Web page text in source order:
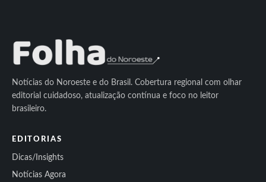
Notícias do Noroeste e do Brasil. Cobertura regional com olhar
editorial cuidadoso, atualização contínua e foco no leitor
brasileiro.
EDITORIAS
Dicas/Insights
Notícias Agora